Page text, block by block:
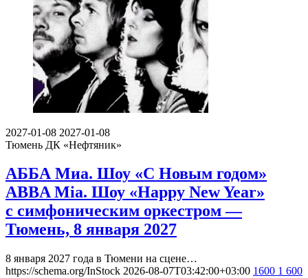
2027-01-08 2027-01-08
Тюмень ДК «Нефтяник»
АББА Миа. Шоу «С Новым годом»
ABBA Mia. Шоу «Happy New Year»
с симфоническим оркестром —
Тюмень, 8 января 2027
8 января 2027 года в Тюмени на сцене…
https://schema.org/InStock 2026-08-07T03:42:00+03:00 1600 1 600